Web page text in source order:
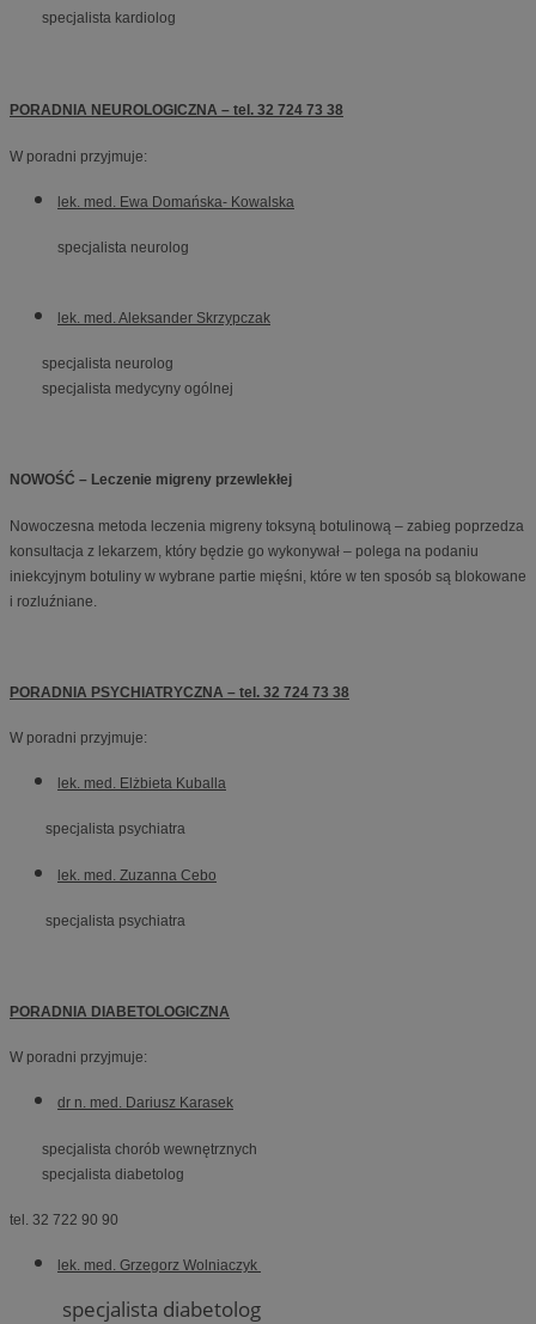
specjalista kardiolog
PORADNIA NEUROLOGICZNA – tel. 32 724 73 38
W poradni przyjmuje:
lek. med. Ewa Domańska- Kowalska
specjalista neurolog
lek. med. Aleksander Skrzypczak
specjalista neurolog
specjalista medycyny ogólnej
NOWOŚĆ – Leczenie migreny przewlekłej
Nowoczesna metoda leczenia migreny toksyną botulinową – zabieg poprzedza
konsultacja z lekarzem, który będzie go wykonywał – polega na podaniu
iniekcyjnym botuliny w wybrane partie mięśni, które w ten sposób są blokowane
i rozluźniane.
PORADNIA PSYCHIATRYCZNA – tel. 32 724 73 38
W poradni przyjmuje:
lek. med. Elżbieta Kuballa
specjalista psychiatra
lek. med. Zuzanna Cebo
specjalista psychiatra
PORADNIA DIABETOLOGICZNA
W poradni przyjmuje:
dr n. med. Dariusz Karasek
specjalista chorób wewnętrznych
specjalista diabetolog
tel. 32 722 90 90
lek. med. Grzegorz Wolniaczyk
specjalista diabetolog